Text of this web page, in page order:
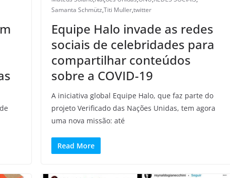
Samanta Schmütz,Titi Muller,twitter
Equipe Halo invade as redes
sociais de celebridades para
compartilhar conteúdos
sobre a COVID-19
A iniciativa global Equipe Halo, que faz parte do
projeto Verificado das Nações Unidas, tem agora
uma nova missão: até
Read More